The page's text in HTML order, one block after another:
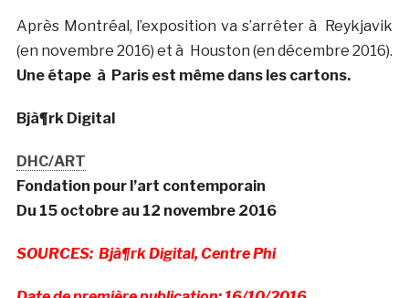
Après Montréal, l’exposition va s’arrêter à Reykjavik
(en novembre 2016) et à Houston (en décembre 2016).
Une étape à Paris est même dans les cartons.
Bjà¶rk Digital
DHC/ART
Fondation pour l’art contemporain
Du 15 octobre au 12 novembre 2016
SOURCES: Bjà¶rk Digital, Centre Phi